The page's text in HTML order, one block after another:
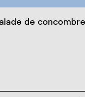
de